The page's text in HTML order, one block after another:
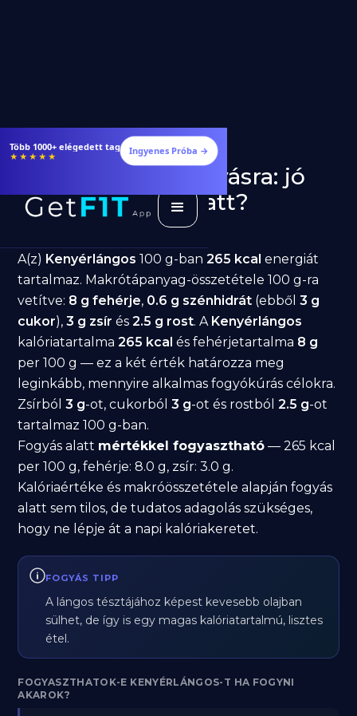
Több 1000+ elégedett tag
★★★★★ Ingyenes Próba →
Kenyérlángos fogyásra: jó
választás diéta alatt?
A(z) Kenyérlángos 100 g-ban265 kcal energiát
tartalmaz. Makrótápanyag-összetétele 100 g-ra
vetítve: 8 g fehérje, 0.6 g szénhidrát (ebből3 g
cukor),3 g zsír és2.5 g rost. A Kenyérlángos
kalóriatartalma265 kcal és fehérjetartalma 8 g
per 100 g — ez a két érték határozza meg
leginkább, mennyire alkalmas fogyókúrás célokra.
Zsírból3 g-ot, cukorból3 g-ot és rostból2.5 g-ot
tartalmaz 100 g-ban.
Fogyás alatt mértékkel fogyasztható — 265 kcal
per 100 g, fehérje: 8.0 g, zsír: 3.0 g.
Kalóriaértéke és makróösszetétele alapján fogyás
alatt sem tilos, de tudatos adagolás szükséges,
hogy ne lépje át a napi kalóriakeretet.
FOGYÁS TIPP
A lángos tésztájához képest kevesebb olajban
sülhet, de így is egy magas kalóriatartalmú, lisztes
étel.
FOGYASZTHATOK-E KENYÉRLÁNGOS-T HA FOGYNI
AKAROK?